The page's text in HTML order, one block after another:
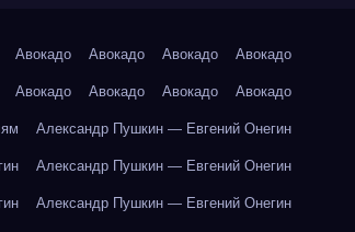
Авокадо Авокадо Авокадо Авокадо
Авокадо Авокадо Авокадо Авокадо
Александр Пушкин — Евгений Онегин
Александр Пушкин — Евгений Онегин
Александр Пушкин — Евгений Онегин